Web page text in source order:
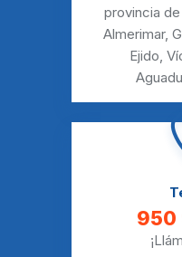
provincia
Almerimar,
Ejido
950